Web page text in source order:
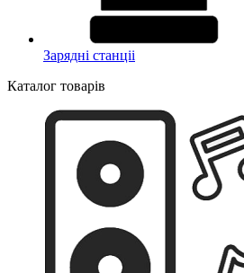
Зарядні станціі
Каталог товарів